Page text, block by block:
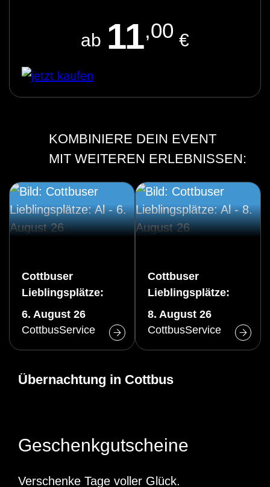
ab 11,00 €
KOMBINIERE DEIN EVENT
MIT WEITEREN ERLEBNISSEN:
Cottbuser
Lieblingsplätze:
Altstadtrundgang
(Do)
6. August 26
CottbusService
Cottbuser
Lieblingsplätze:
Altstadtrundgang
(Sa)
8. August 26
CottbusService
Übernachtung in Cottbus
Geschenkgutscheine
Verschenke Tage voller Glück.